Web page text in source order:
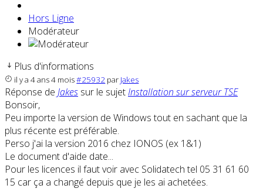
Hors Ligne
Modérateur
Plus d'informations
il y a 4 ans 4 mois#25932 par Jakes
Réponse de Jakes sur le sujetInstallation sur serveur TSE
Bonsoir,
Peu importe la version de Windows tout en sachant que la
plus récente est préférable.
Perso j'ai la version 2016 chez IONOS (ex 1&1)
Le document d'aide date...
Pour les licences il faut voir avec Solidatech tel 05 31 61 60
15 car ça a changé depuis que je les ai achetées.